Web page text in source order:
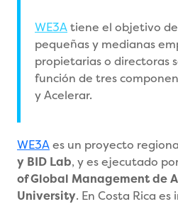
WE3Atiene el objetivo
pequeñas y medianas
propietarias o directoras
función de tres
y Acelerar.
WE3Aes un proyecto
y BID Lab, y es ejecutado
of Global Management de
University. En Costa Rica